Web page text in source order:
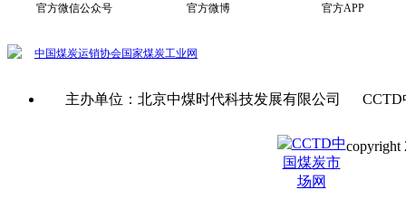
官方微信公众号
官方微博
官方APP
中国煤炭运销协会国家煤炭工业网
主办单位：北京中煤时代科技发展有限公司
copyright